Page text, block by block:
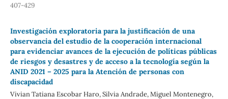
407-429
Investigación exploratoria para la justificación de una
observancia del estudio de la cooperación internacional
para evidenciar avances de la ejecución de políticas públicas
de riesgos y desastres y de acceso a la tecnología según la
ANID 2021 – 2025 para la Atención de personas con
discapacidad
Vivian Tatiana Escobar Haro, Silvia Andrade, Miguel Montenegro,